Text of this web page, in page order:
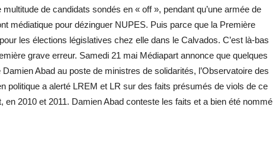
de candidats sondés en « off », pendant qu’une armée de
médiatique pour dézinguer NUPES. Puis parce que la Première
les élections législatives chez elle dans le Calvados. C’est là-bas
grave erreur. Samedi 21 mai Médiapart annonce que quelques
Abad au poste de ministres de solidarités, l’Observatoire des
politique a alerté LREM et LR sur des faits présumés de viols de ce
en 2010 et 2011. Damien Abad conteste les faits et a bien été nommé